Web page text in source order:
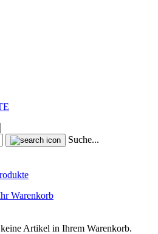
Suche...
Warenkorb
Artikel in Ihrem Warenkorb.